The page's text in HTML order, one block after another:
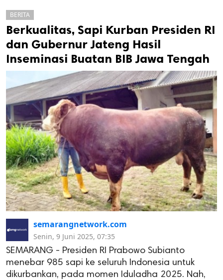
cipta.
BERITA
Berkualitas, Sapi Kurban Presiden RI
dan Gubernur Jateng Hasil
Inseminasi Buatan BIB Jawa Tengah
semarangnetwork.com
Senin, 9 Juni 2025, 07:35
SEMARANG - Presiden RI Prabowo Subianto
menebar 985 sapi ke seluruh Indonesia untuk
dikurbankan, pada momen Iduladha 2025. Nah,